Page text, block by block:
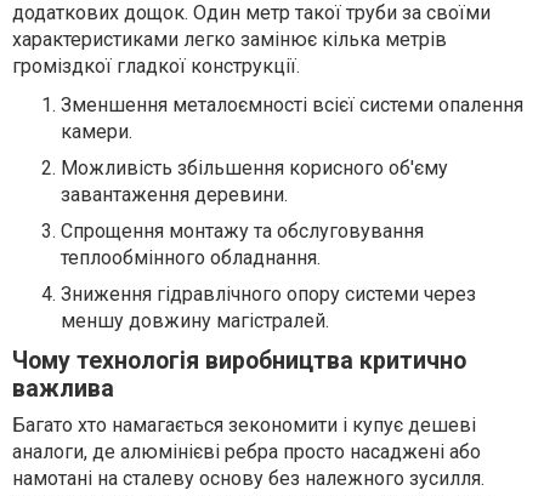
додаткових дощок. Один метр такої труби за своїми
характеристиками легко замінює кілька метрів
громіздкої гладкої конструкції.
Зменшення металоємності всієї системи опалення
камери.
Можливість збільшення корисного об'єму
завантаження деревини.
Спрощення монтажу та обслуговування
теплообмінного обладнання.
Зниження гідравлічного опору системи через
меншу довжину магістралей.
Чому технологія виробництва критично
важлива
Багато хто намагається зекономити і купує дешеві
аналоги, де алюмінієві ребра просто насаджені або
намотані на сталеву основу без належного зусилля.